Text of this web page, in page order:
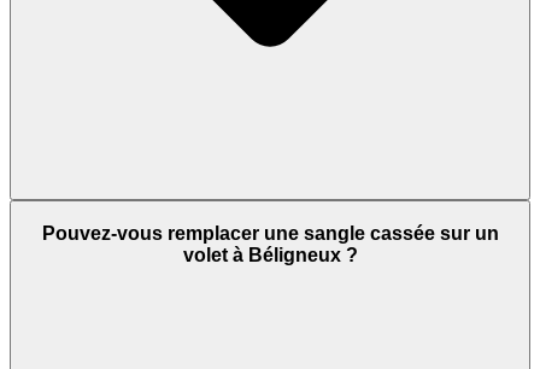
Pouvez-vous remplacer une sangle cassée sur un
volet à Béligneux ?